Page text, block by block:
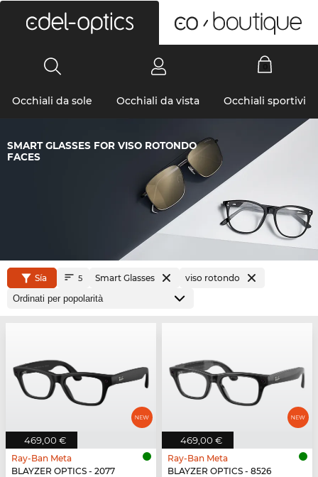
Occhiali da sole Occhiali da vista Occhiali sportivi
SMART GLASSES FOR VISO ROTONDO
FACES
Sía 5 Smart Glasses viso rotondo
469,00 €
Ray-Ban Meta
BLAYZER OPTICS - 2077
469,00 €
Ray-Ban Meta
BLAYZER OPTICS - 8526